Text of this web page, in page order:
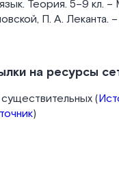
Теория. 5–9 кл.
П. А. Леканта.
на ресурсы
(
)